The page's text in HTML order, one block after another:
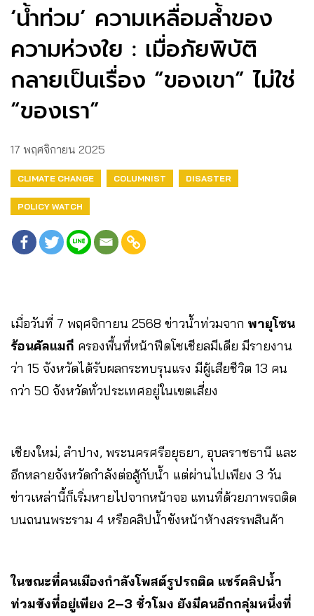
‘น้ำท่วม’ ความเหลื่อมล้ำของ
ความห่วงใย : เมื่อภัยพิบัติ
กลายเป็นเรื่อง “ของเขา” ไม่ใช่
“ของเรา”
17 พฤศจิกายน 2025
CLIMATE CHANGE COLUMNIST DISASTER
POLICY WATCH
เมื่อวันที่ 7 พฤศจิกายน 2568 ข่าวน้ำท่วมจาก พายุโซน
ร้อนคัลแมกี ครองพื้นที่หน้าฟีดโซเชียลมีเดีย มีรายงาน
ว่า 15 จังหวัดได้รับผลกระทบรุนแรง มีผู้เสียชีวิต 13 คน
กว่า 50 จังหวัดทั่วประเทศอยู่ในเขตเสี่ยง
เชียงใหม่, ลำปาง, พระนครศรีอยุธยา, อุบลราชธานี และ
อีกหลายจังหวัดกำลังต่อสู้กับน้ำ แต่ผ่านไปเพียง 3 วัน
ข่าวเหล่านี้ก็เริ่มหายไปจากหน้าจอ แทนที่ด้วยภาพรถติด
บนถนนพระราม 4 หรือคลิปน้ำขังหน้าห้างสรรพสินค้า
ในขณะที่คนเมืองกำลังโพสต์รูปรถติด แชร์คลิปน้ำ
ท่วมขังที่อยู่เพียง 2–3 ชั่วโมง ยังมีคนอีกกลุ่มหนึ่งที่